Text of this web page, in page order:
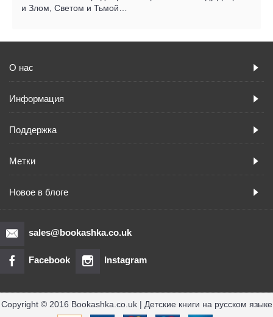
и Злом, Светом и Тьмой…
О нас
Информация
Поддержка
Метки
Новое в блоге
sales@bookashka.co.uk
Facebook Instagram
Copyright © 2016 Bookashka.co.uk | Детские книги на русском языке